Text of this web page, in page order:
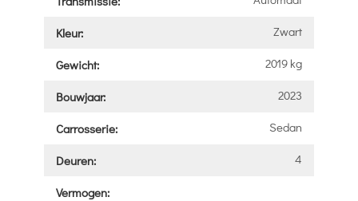
Kleur: Zwart
Gewicht: 2019 kg
Bouwjaar: 2023
Carrosserie: Sedan
Deuren: 4
Vermogen: